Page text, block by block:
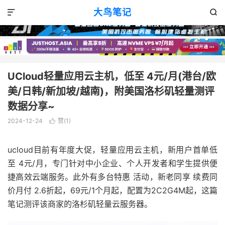
大鸟笔记 

VPS消息
UCloud轻量应用云主机，低至 4元/月(港台/欧
美/日韩/新加坡/越南)，附美国洛杉矶轻量测评
数据分享~
2024-12-24  赞(1 )
ucloud目前有年度大促，轻量应用云主机，新用户首单低
至 4元/月，专门针对中小企业、个人开发者和学生提供便
捷高效云端服务。此外有多台特惠 活动，新老同享 续费同
价月付 2.6折起，69元/1个月起，配置为2C2G4M起，这篇
笔记测评该商家的洛杉矶轻量云服务器。